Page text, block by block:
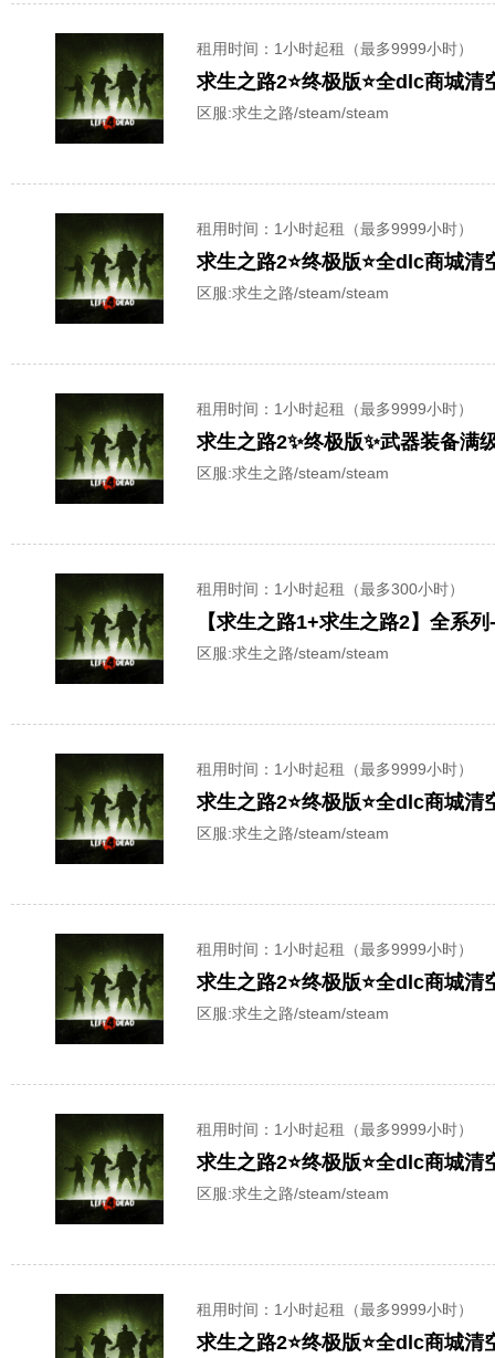
租用时间 ：1小时起租（最多9999小时）
求生之路2⭐终极版⭐全dlc商城
区服:求生之路/steam/steam
租用时间 ：1小时起租（最多9999小时）
求生之路2⭐终极版⭐全dlc商城
区服:求生之路/steam/steam
租用时间 ：1小时起租（最多9999小时）
区服:求生之路/steam/steam
租用时间 ：1小时起租（最多300小时）
区服:求生之路/steam/steam
租用时间 ：1小时起租（最多9999小时）
求生之路2⭐终极版⭐全dlc商城
区服:求生之路/steam/steam
租用时间 ：1小时起租（最多9999小时）
求生之路2⭐终极版⭐全dlc商城
区服:求生之路/steam/steam
租用时间 ：1小时起租（最多9999小时）
求生之路2⭐终极版⭐全dlc商城
区服:求生之路/steam/steam
租用时间 ：1小时起租（最多9999小时）
求生之路2⭐终极版⭐全dlc商城